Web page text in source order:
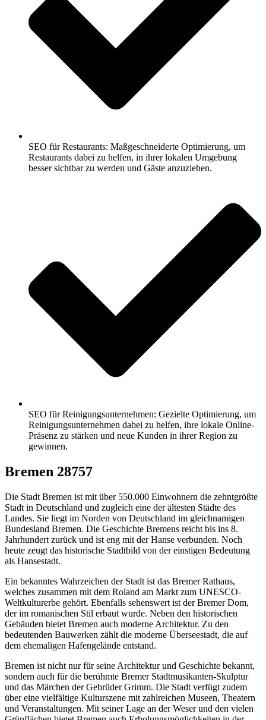
SEO für Restaurants: Maßgeschneiderte Optimierung, um
Restaurants dabei zu helfen, in ihrer lokalen Umgebung
besser sichtbar zu werden und Gäste anzuziehen.
SEO für Reinigungsunternehmen: Gezielte Optimierung, um
Reinigungsunternehmen dabei zu helfen, ihre lokale Online-
Präsenz zu stärken und neue Kunden in ihrer Region zu
gewinnen.
Bremen 28757
Die Stadt Bremen ist mit über 550.000 Einwohnern die zehntgrößte
Stadt in Deutschland und zugleich eine der ältesten Städte des
Landes. Sie liegt im Norden von Deutschland im gleichnamigen
Bundesland Bremen. Die Geschichte Bremens reicht bis ins 8.
Jahrhundert zurück und ist eng mit der Hanse verbunden. Noch
heute zeugt das historische Stadtbild von der einstigen Bedeutung
als Hansestadt.
Ein bekanntes Wahrzeichen der Stadt ist das Bremer Rathaus,
welches zusammen mit dem Roland am Markt zum UNESCO-
Weltkulturerbe gehört. Ebenfalls sehenswert ist der Bremer Dom,
der im romanischen Stil erbaut wurde. Neben den historischen
Gebäuden bietet Bremen auch moderne Architektur. Zu den
bedeutenden Bauwerken zählt die moderne Überseestadt, die auf
dem ehemaligen Hafengelände entstand.
Bremen ist nicht nur für seine Architektur und Geschichte bekannt,
sondern auch für die berühmte Bremer Stadtmusikanten-Skulptur
und das Märchen der Gebrüder Grimm. Die Stadt verfügt zudem
über eine vielfältige Kulturszene mit zahlreichen Museen, Theatern
und Veranstaltungen. Mit seiner Lage an der Weser und den vielen